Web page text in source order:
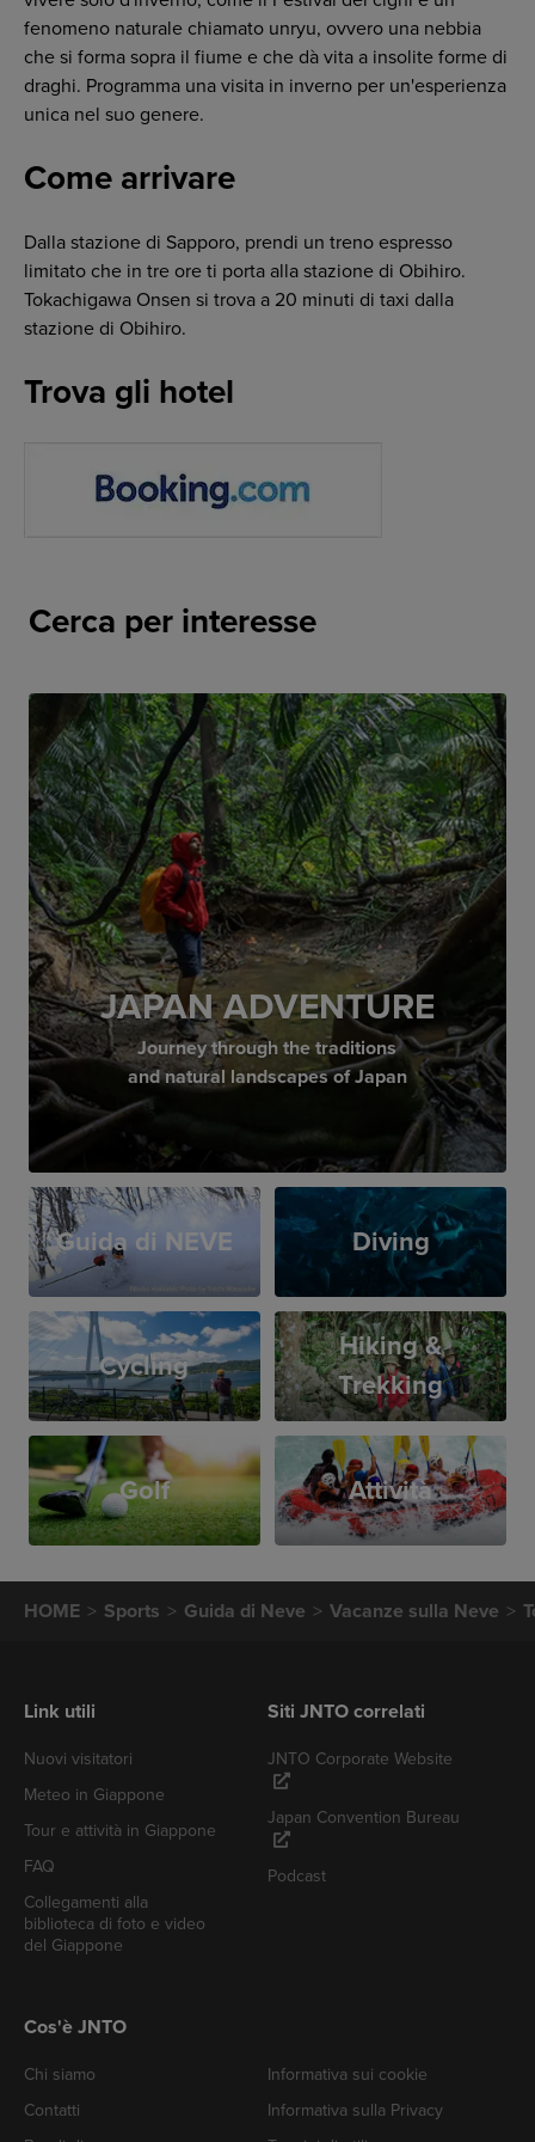
fenomeno naturale chiamato unryu, ovvero una nebbia
che si forma sopra il fiume e che dà vita a insolite forme di
draghi. Programma una visita in inverno per un'esperienza
unica nel suo genere.
Come arrivare
Dalla stazione di Sapporo, prendi un treno espresso
limitato che in tre ore ti porta alla stazione di Obihiro.
Tokachigawa Onsen si trova a 20 minuti di taxi dalla
stazione di Obihiro.
Trova gli hotel
Cerca per interesse
JAPAN ADVENTURE
Journey through the traditions
and natural landscapes of Japan
Guida di NEVE Diving
Cycling
Hiking &
Trekking
Golf Attività
HOME Sports Guida di Neve Vacanze sulla Neve
Link utili
Nuovi visitatori
Meteo in Giappone
Tour e attività in Giappone
FAQ
Collegamenti alla
biblioteca di foto e video
del Giappone
Siti JNTO correlati
JNTO Corporate Website
Japan Convention Bureau
Podcast
Cos'è JNTO
Chi siamo
Contatti
Informativa sui cookie
Informativa sulla Privacy